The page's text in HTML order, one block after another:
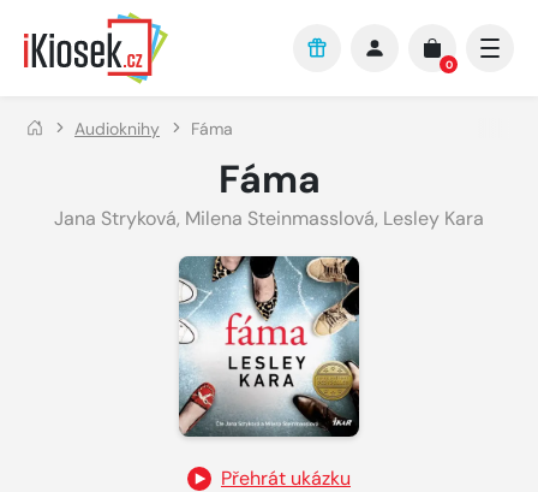
Přejít na hlavní obsah
0
Audioknihy Fáma
Fáma
Jana Stryková, Milena Steinmasslová, Lesley Kara
Přehrát ukázku